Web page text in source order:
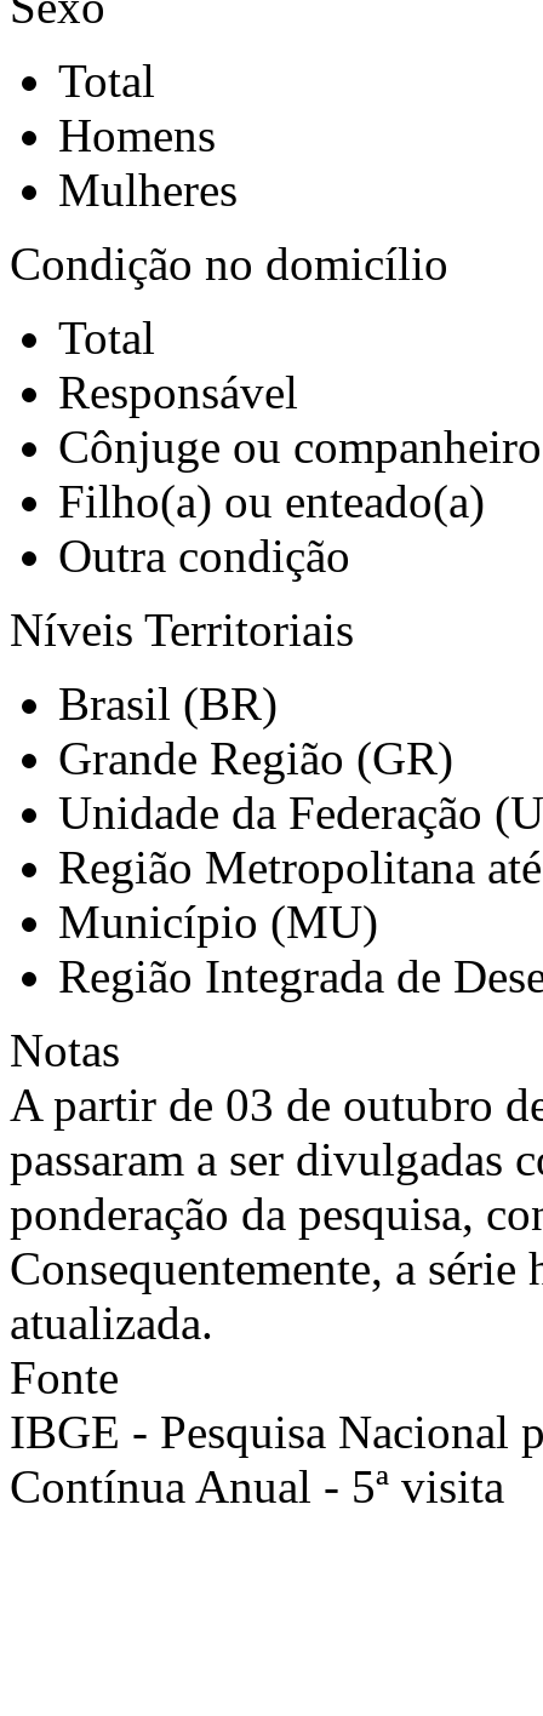
Total
Homens
Mulheres
Condição no domicílio
Total
Responsável
Cônjuge ou
Filho(a) ou enteado(a)
Outra condição
Níveis Territoriais
Brasil (BR)
Grande Região (GR)
Unidade da Federação
Região Metropolitana
Município (MU)
Região Integrada de
Notas
A partir de 03 de outubro
passaram a ser divulgadas
ponderação da pesquisa,
Consequentemente, a
atualizada.
Fonte
IBGE - Pesquisa Nacional
Contínua Anual - 5ª visita